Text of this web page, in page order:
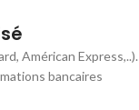
Américan Express,..).
bancaires